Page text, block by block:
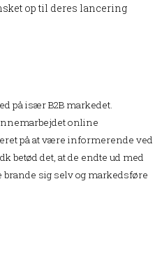
op til deres lancering
på især B2B markedet.
online
på at være informerende ved
betød det, at de endte ud med
sig selv og markedsføre